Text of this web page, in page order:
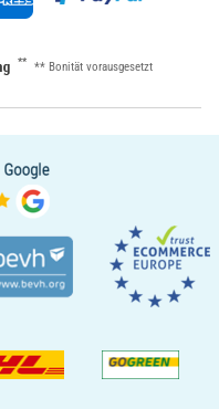
** ** Bonität vorausgesetzt